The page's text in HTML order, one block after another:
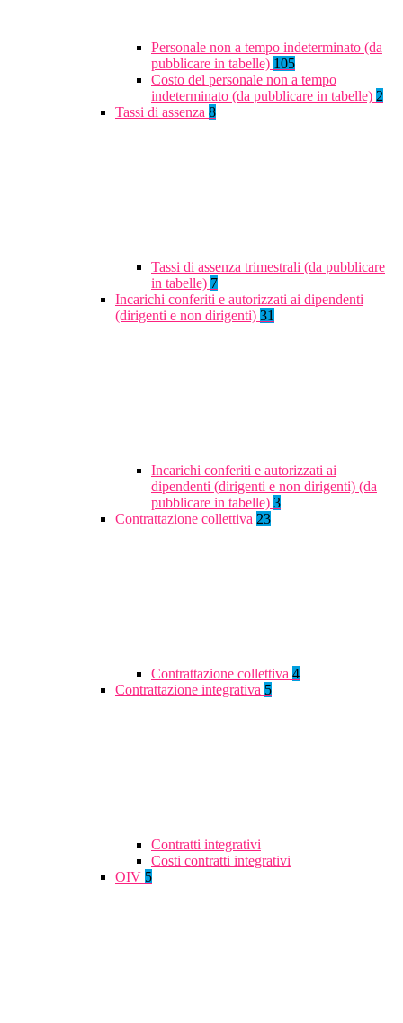
Personale non a tempo indeterminato (da
pubblicare in tabelle) 105
Costo del personale non a tempo
indeterminato (da pubblicare in tabelle) 2
Tassi di assenza 8
Tassi di assenza trimestrali (da pubblicare
in tabelle) 7
Incarichi conferiti e autorizzati ai dipendenti
(dirigenti e non dirigenti) 31
Incarichi conferiti e autorizzati ai
dipendenti (dirigenti e non dirigenti) (da
pubblicare in tabelle) 3
Contrattazione collettiva 23
Contrattazione collettiva 4
Contrattazione integrativa 5
Contratti integrativi
Costi contratti integrativi
OIV 5